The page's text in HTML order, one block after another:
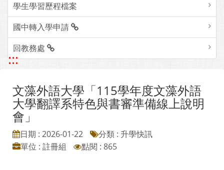
學生學習歷程檔案
國中轉入學申請
回教務處
:::
文藻外語大學「115學年度文藻外語
大學翻譯系特色與書審準備線上說明
會」
日期 : 2026-01-22
分類 : 升學快訊
單位 : 註冊組
點閱 : 865